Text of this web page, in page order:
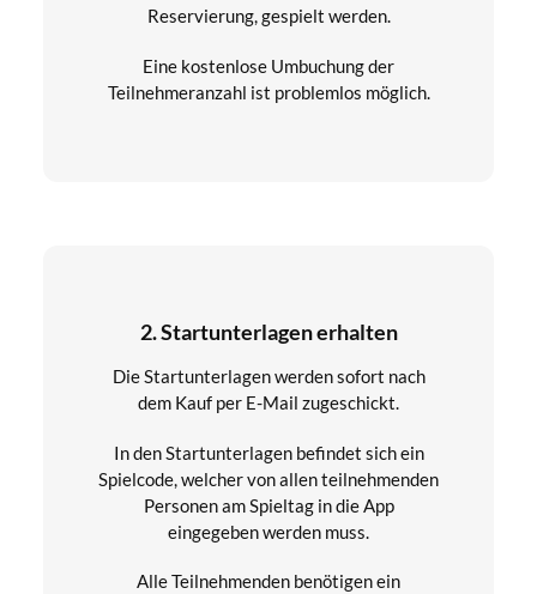
Reservierung, gespielt werden.
Eine kostenlose Umbuchung der
Teilnehmeranzahl ist problemlos möglich.
2. Startunterlagen erhalten
Die Startunterlagen werden sofort nach
dem Kauf per E-Mail zugeschickt.
In den Startunterlagen befindet sich ein
Spielcode, welcher von allen teilnehmenden
Personen am Spieltag in die App
eingegeben werden muss.
Alle Teilnehmenden benötigen ein